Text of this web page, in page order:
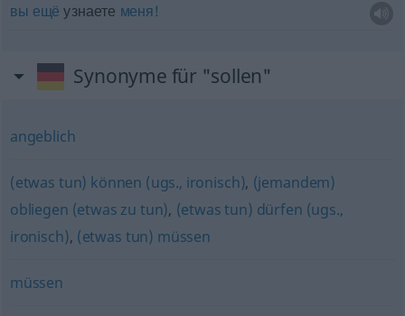
вы ещё узнаете меня!
Synonyme für "sollen"
angeblich
(etwas tun) können (ugs., ironisch), (jemandem)
obliegen (etwas zu tun), (etwas tun) dürfen (ugs.,
ironisch), (etwas tun) müssen
müssen